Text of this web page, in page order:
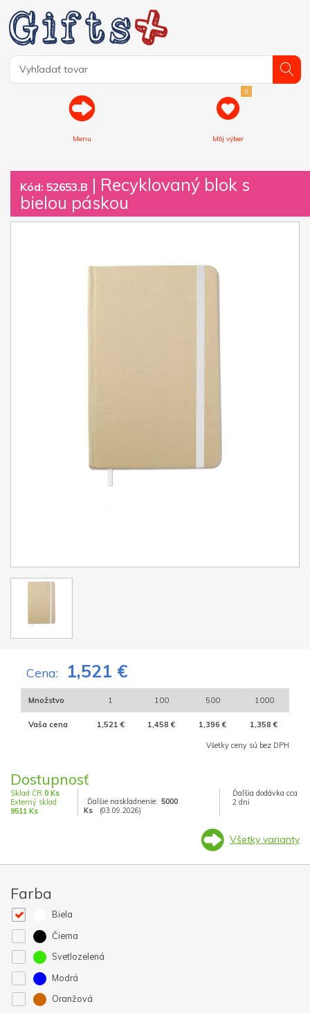
Menu
0
Môj výber
Kód: 52653.B | Recyklovaný blok s
bielou páskou
Cena: 1,521 €
Množstvo 1 100 500 1000
Vaša cena 1,521 € 1,458 € 1,396 € 1,358 €
Všetky ceny sú bez DPH
Dostupnosť
Sklad ČR 0 Ks
Externý sklad
9511 Ks
Ďalšie naskladnenie: 5000
Ks
(03.09.2026)
Ďalšia dodávka cca
2 dni
Všetky varianty
Farba
Biela
Čierna
Svetlozelená
Modrá
Oranžová